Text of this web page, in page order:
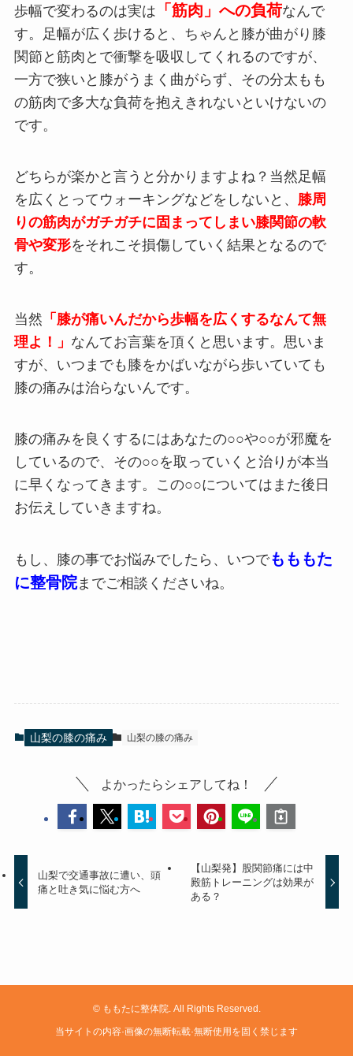
歩幅で変わるのは実は 「筋肉」への負荷なんで
す。足幅が広く歩けると、ちゃんと膝が曲がり膝
関節と筋肉とで衝撃を吸収してくれるのですが、
一方で狭いと膝がうまく曲がらず、その分太もも
の筋肉で多大な負荷を抱えきれないといけないの
です。
どちらが楽かと言うと分かりますよね？当然足幅
を広くとってウォーキングなどをしないと、 膝周
りの筋肉がガチガチに固まってしまい膝関節の軟
骨や変形をそれこそ損傷していく結果となるので
す。
当然 「膝が痛いんだから歩幅を広くするなんて無
理よ！」 なんてお言葉を頂くと思います。思いま
すが、いつまでも膝をかばいながら歩いていても
膝の痛みは治らないんです。
膝の痛みを良くするにはあなたの○○や○○が邪魔を
しているので、その○○を取っていくと治りが本当
に早くなってきます。この○○についてはまた後日
お伝えしていきますね。
もし、膝の事でお悩みでしたら、いつでもももた
に整骨院までご相談くださいね。
山梨の膝の痛み 山梨の膝の痛み
よかったらシェアしてね！
山梨で交通事故に遭い、頭
痛と吐き気に悩む方へ
【山梨発】股関節痛には中
殿筋トレーニングは効果が
ある？
©ももたに整体院. All Rights Reserved.
当サイトの内容·画像の無断転載·無断使用を固く禁じます